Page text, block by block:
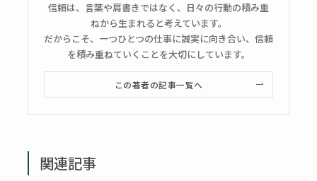
信頼は、言葉や肩書きではなく、日々の行動の積み重
ねから生まれると考えています。
だからこそ、一つひとつの仕事に誠実に向き合い、信頼
を積み重ねていくことを大切にしています。
この著者の記事一覧へ
関連記事